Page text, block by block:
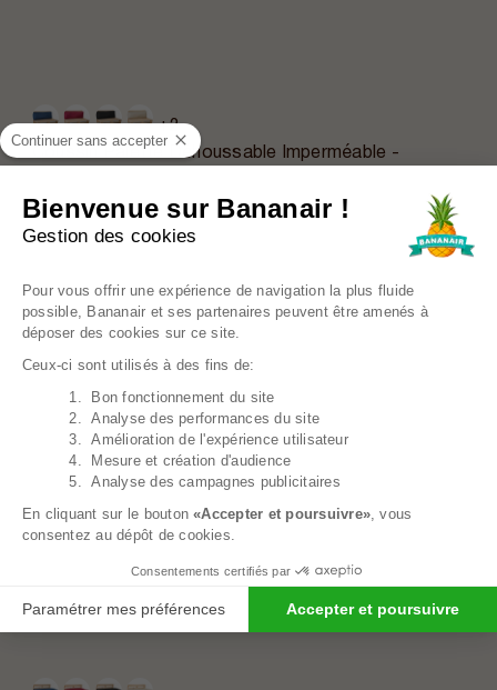
+2
Coussin Palette Déhoussable Imperméable -
EN PROMO
Continuer sans accepter
Bienvenue sur Bananair !
Gestion des cookies
Plateforme de Gestion du
Pour vous offrir une expérience de navigation la plus fluide
possible, Bananair et ses partenaires peuvent être amenés à
déposer des cookies sur ce site.
Ceux-ci sont utilisés à des fins de:
1. Bon fonctionnement du site
2. Analyse des performances du site
3. Amélioration de l'expérience utilisateur
4. Mesure et création d'audience
5. Analyse des campagnes publicitaires
En cliquant sur le bouton«Accepter et poursuivre» , vous
consentez au dépôt de cookies.
Consentements certifiés par
Paramétrer mes préférences Accepter et poursuivre
Axeptio consent